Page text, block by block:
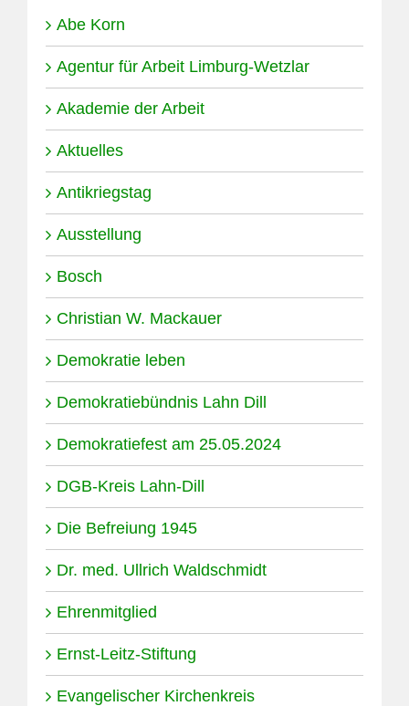
Abe Korn
Agentur für Arbeit Limburg-Wetzlar
Akademie der Arbeit
Aktuelles
Antikriegstag
Ausstellung
Bosch
Christian W. Mackauer
Demokratie leben
Demokratiebündnis Lahn Dill
Demokratiefest am 25.05.2024
DGB-Kreis Lahn-Dill
Die Befreiung 1945
Dr. med. Ullrich Waldschmidt
Ehrenmitglied
Ernst-Leitz-Stiftung
Evangelischer Kirchenkreis